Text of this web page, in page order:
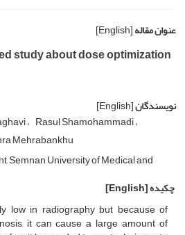
عنوان مقاله[English]
study about dose optimization
نویسندگان[English]
Rasul Shamohammadi
Mehrabankhu
Semnan University of Medical and
چکیده[English]
low in radiography but because of
it can cause a large amount of